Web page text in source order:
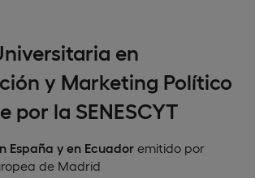
en
y Marketing Político
por la SENESCYT
España y en Ecuador emitido por
de Madrid